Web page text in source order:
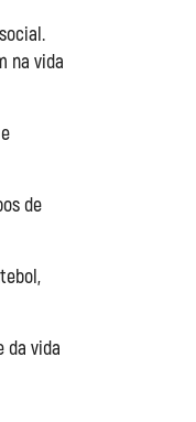
na vida
de
da vida